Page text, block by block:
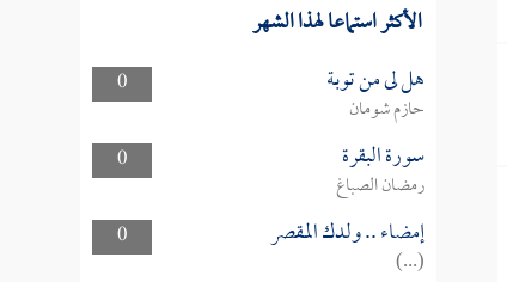
الأكثر استماعا لهذا الشهر
0 هل لى من توبة
حازم شومان
0
سورة البقرة
رمضان الصباغ
0
إمضاء .. ولدك المقصر
(...)